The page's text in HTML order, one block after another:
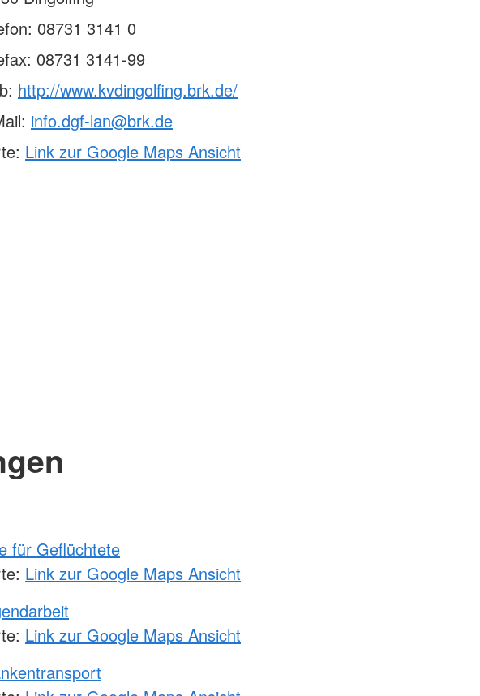
08731 3141 0
08731 3141-99
http://www.kvdingolfing.brk.de/
info.dgf-lan@brk.de
Link zur Google Maps Ansicht
für Geflüchtete
Link zur Google Maps Ansicht
Link zur Google Maps Ansicht